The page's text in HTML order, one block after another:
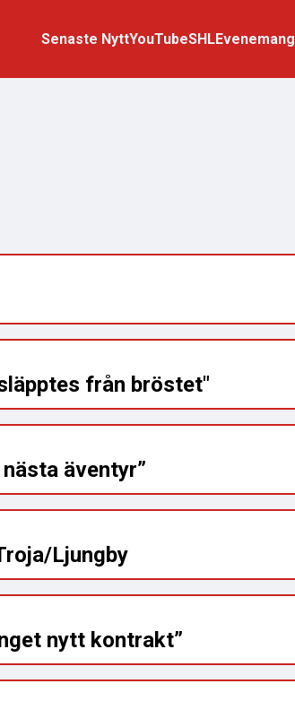
Senaste NyttYouTubeSHLEvenemang
från bröstet"
äventyr”
Ljungby
nytt kontrakt”